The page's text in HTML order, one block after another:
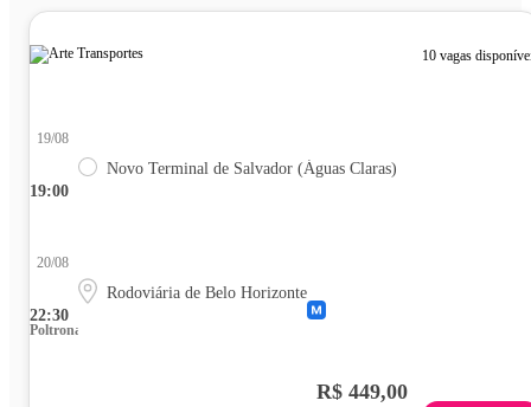
10 vagas
19:00
19/08
Novo Terminal de Salvador (Águas Claras)
22:30
20/08
Rodoviária de Belo Horizonte
Poltrona
R$ 449,00